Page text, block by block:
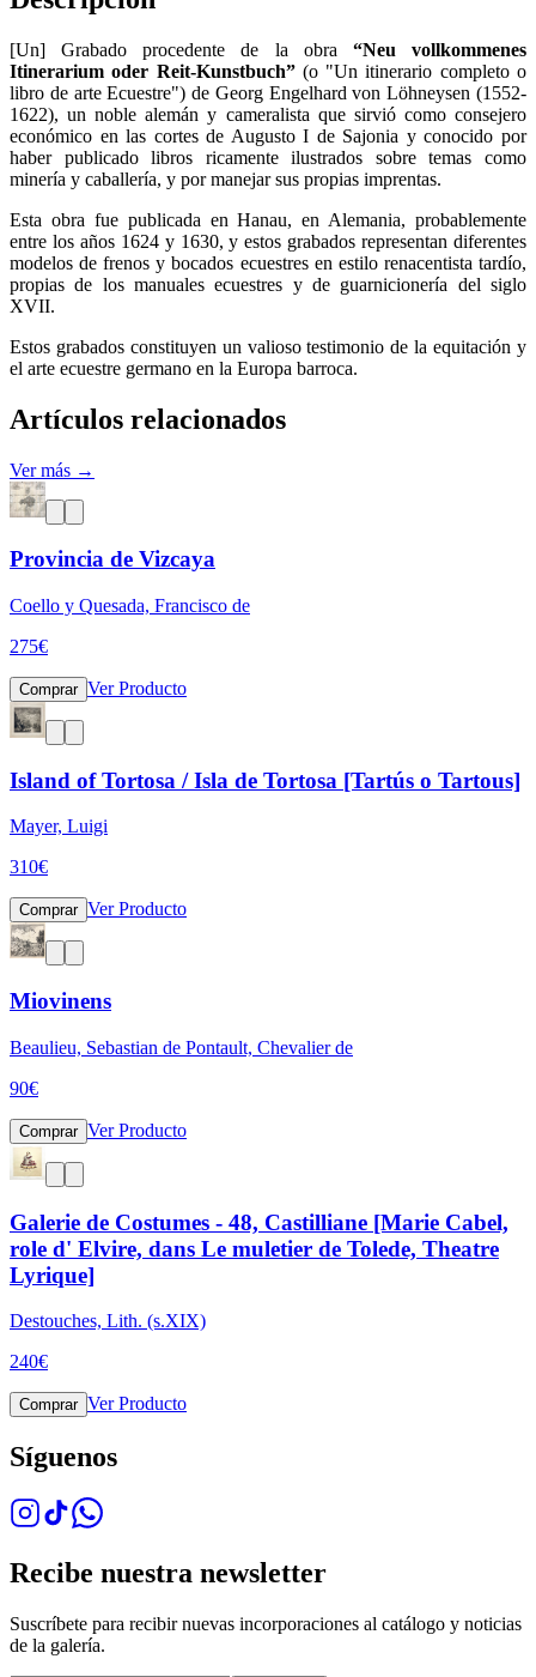
[Un] Grabado procedente de la obra “Neu vollkommenes
Itinerarium oder Reit-Kunstbuch”(o "Un itinerario completo o
libro de arte Ecuestre") de Georg Engelhard von Löhneysen (1552-
1622), un noble alemán y cameralista que sirvió como consejero
económico en las cortes de Augusto I de Sajonia y conocido por
haber publicado libros ricamente ilustrados sobre temas como
minería y caballería, y por manejar sus propias imprentas.
Esta obra fue publicada en Hanau, en Alemania, probablemente
entre los años 1624 y 1630, y estos grabados representan diferentes
modelos de frenos y bocados ecuestres en estilo renacentista tardío,
propias de los manuales ecuestres y de guarnicionería del siglo
XVII.
Estos grabados constituyen un valioso testimonio de la equitación y
el arte ecuestre germano en la Europa barroca.
Artículos relacionados
Ver más →
Provincia de Vizcaya
Coello y Quesada, Francisco de
275€
Comprar Ver Producto
Island of Tortosa / Isla de Tortosa [Tartús o Tartous]
Mayer, Luigi
310€
Comprar Ver Producto
Miovinens
Beaulieu, Sebastian de Pontault, Chevalier de
90€
Comprar Ver Producto
Galerie de Costumes - 48, Castilliane [Marie Cabel,
role d' Elvire, dans Le muletier de Tolede, Theatre
Lyrique]
Destouches, Lith. (s.XIX)
240€
Comprar Ver Producto
Síguenos
Recibe nuestra newsletter
Suscríbete para recibir nuevas incorporaciones al catálogo y noticias
de la galería.